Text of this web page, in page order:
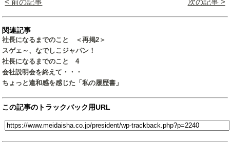
関連記事
社長になるまでのこと ＜再掲2＞
スゲェ～、なでしこジャパン！
社長になるまでのこと 4
会社説明会を終えて・・・
ちょっと違和感を感じた「私の履歴書」
この記事のトラックバック用URL